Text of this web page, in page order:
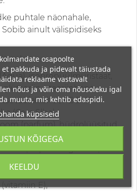
puhtale näonahale,
ainult välispidiseks
isopropüülmüristaat,
steariinhape,
PEG-40
(Cera Slba),
(parfum), hüdrolüüsitud
sordiin.
kaprülüülglükool,
seemneõli,
E),
osapoolte
pakkuda ja pidevalt täiustada
reklaame vastavalt
nõus ja võin oma nõusoleku igal
muuta, mis kehtib edaspidi.
küpsiseid
KEELDU
KÕIGEGA